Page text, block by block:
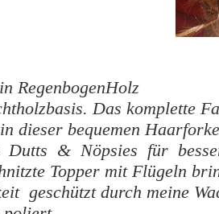
RegenbogenHolz
Das komplette
in dieser bequemen
Dutts & Nöpsies für
Topper mit Flügeln
geschützt durch meine